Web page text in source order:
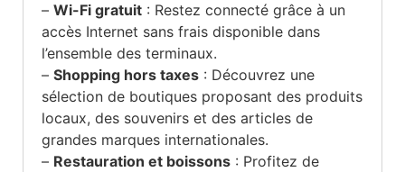
– Wi-Fi gratuit : Restez connecté grâce à un
accès Internet sans frais disponible dans
l’ensemble des terminaux.
– Shopping hors taxes : Découvrez une
sélection de boutiques proposant des produits
locaux, des souvenirs et des articles de
grandes marques internationales.
– Restauration et boissons : Profitez de